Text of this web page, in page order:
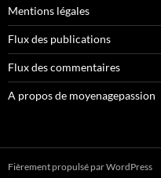
Mentions légales
Flux des publications
Flux des commentaires
A propos de moyenagepassion
Fièrement propulsé par WordPress